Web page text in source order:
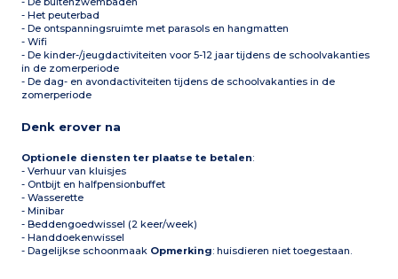
- Het peuterbad
- De ontspanningsruimte met parasols en hangmatten
- Wifi
- De kinder-/jeugdactiviteiten voor 5-12 jaar tijdens de schoolvakanties
in de zomerperiode
- De dag- en avondactiviteiten tijdens de schoolvakanties in de
zomerperiode
Denk erover na
Optionele diensten ter plaatse te betalen:
- Verhuur van kluisjes
- Ontbijt en halfpensionbuffet
- Wasserette
- Minibar
- Beddengoedwissel (2 keer/week)
- Handdoekenwissel
- Dagelijkse schoonmaak Opmerking: huisdieren niet toegestaan.